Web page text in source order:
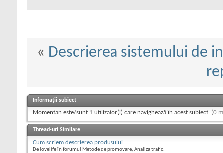
« Descrierea sistemului de
Informații subiect
Momentan este/sunt 1 utilizator(i) care navighează în acest subiect. (0
Thread-uri Similare
Cum scriem descrierea produsului
De lovelife în forumul Metode de promovare, Analiza trafic.